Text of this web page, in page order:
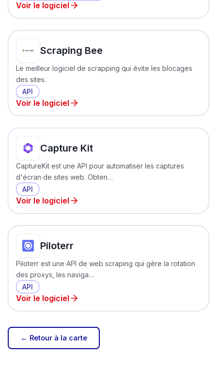
Voir le logiciel
Scraping Bee
Le meilleur logiciel de scrapping qui évite les blocages
des sites.
API
Voir le logiciel
Capture Kit
CaptureKit est une API pour automatiser les captures
d'écran de sites web. Obten…
API
Voir le logiciel
Piloterr
Piloterr est une API de web scraping qui gère la rotation
des proxys, les naviga…
API
Voir le logiciel
← Retour à la carte